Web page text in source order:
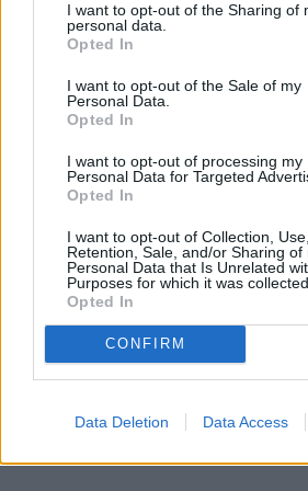
I want to opt-out of the Sharing of
personal data.
Opted In
I want to opt-out of the Sale of my
Personal Data.
Opted In
I want to opt-out of processing my
Personal Data for Targeted
Opted In
I want to opt-out of Collection, Use,
Retention, Sale, and/or Sharing of
Personal Data that Is Unrelated
Purposes for which it was collected.
Opted In
CONFIRM
Data Deletion Data Access
Mały odprysk to wielki
Pojechałem sprawdzić,
uratować szybę (i portfel)
Wydaje ci się, że to tylko mała
tam, nie widać, pojeżdżę tak
wielu z nas. Sam tak kiedyś
pogadałem z ekspertem.
mały odprysk na szybie to
temperatury, "pajączek" pójdzie